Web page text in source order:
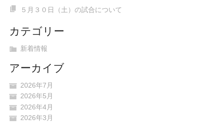
５月３０日（土）の試合について
カテゴリー
新着情報
アーカイブ
2026年7月
2026年5月
2026年4月
2026年3月